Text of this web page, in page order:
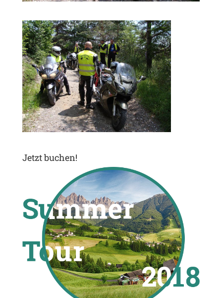
Jetzt buchen!